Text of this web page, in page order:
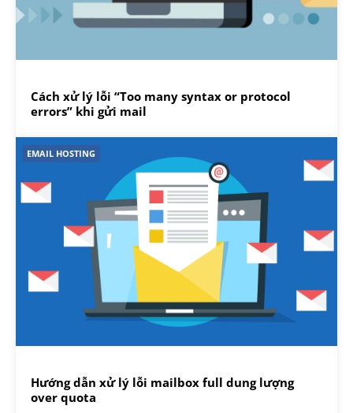
Cách xử lý lỗi “Too many syntax or protocol
errors” khi gửi mail
EMAIL HOSTING
Hướng dẫn xử lý lỗi mailbox full dung lượng
over quota